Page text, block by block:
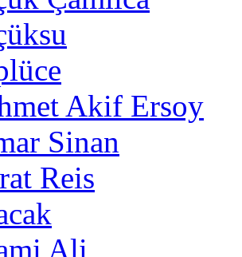
Akif Ersoy
Sinan
Reis
Ali